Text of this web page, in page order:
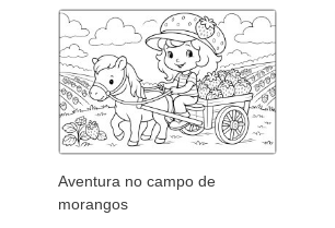
Aventura no campo de
morangos